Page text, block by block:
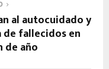
al autocuidado y
fallecidos en
de año